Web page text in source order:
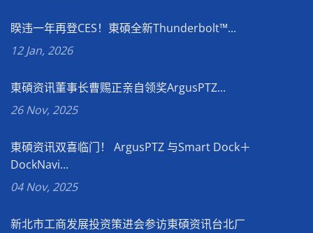
睽违一年再登CES！東碩全新Thunderbolt™...
12 Jan, 2026
東碩资讯董事长曹赐正亲自领奖ArgusPTZ...
26 Nov, 2025
東碩资讯双喜临门！ ArgusPTZ 与Smart Dock＋
DockNavi...
04 Nov, 2025
新北市工商发展投资策进会参访東碩资讯台北厂